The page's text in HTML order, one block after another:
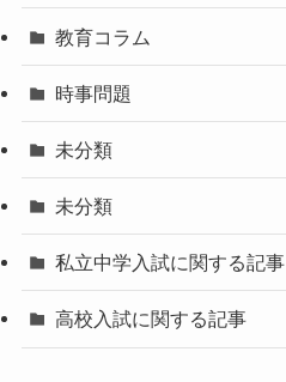
教育コラム
時事問題
未分類
未分類
私立中学入試に関する記事
高校入試に関する記事